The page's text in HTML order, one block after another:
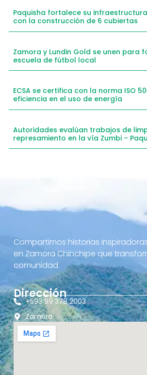
Paquisha fortalece su
con la construcción de 6 cubiertas
Zamora y Lundin Gold se unen para
escuela de fútbol local
ECSA se certifica con la norma ISO
eficiencia en el uso de energía
Autoridades evalúan trabajos de
represamiento en la vía Zumbi –
Compartimos historias
en Zamora Chinchipe que
comunidad.
Dirección
+593 99 378 2003
Zamora